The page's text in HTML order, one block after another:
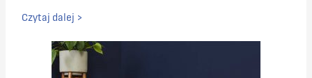
Czytaj dalej >